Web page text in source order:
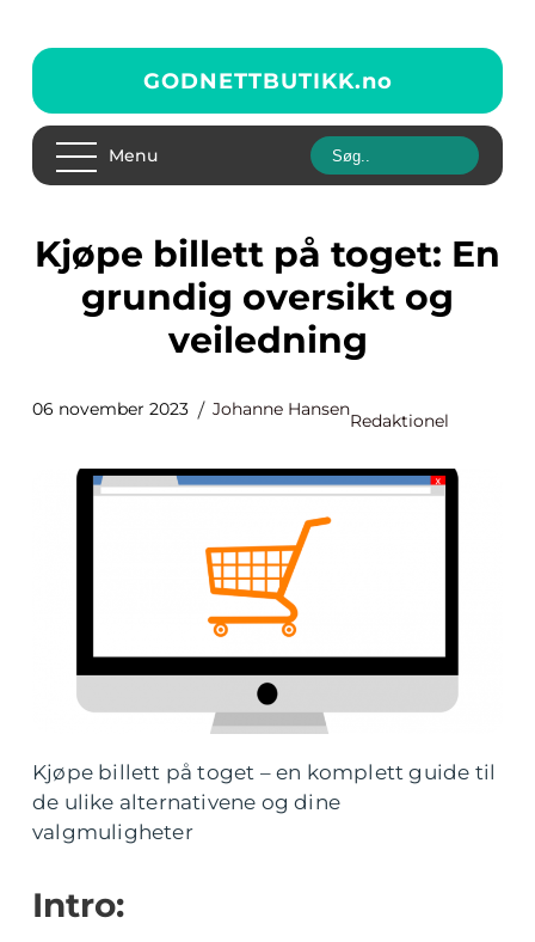
GODNETTBUTIKK.no
Menu
Kjøpe billett på toget: En
grundig oversikt og
veiledning
06 november 2023 Johanne Hansen
Redaktionel
Kjøpe billett på toget – en komplett guide til
de ulike alternativene og dine
valgmuligheter
Intro: